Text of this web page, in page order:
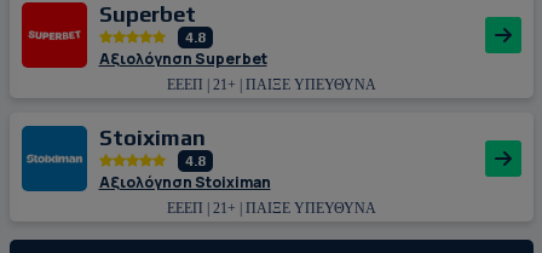
Superbet
4.8
Αξιολόγηση Superbet
ΕΕΕΠ | 21+ | ΠΑΙΞΕ ΥΠΕΥΘΥΝΑ
Stoiximan
4.8
Αξιολόγηση Stoiximan
ΕΕΕΠ | 21+ | ΠΑΙΞΕ ΥΠΕΥΘΥΝΑ